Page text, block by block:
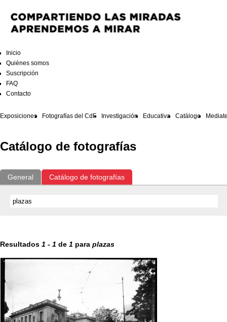
Inicio
Quiénes somos
Suscripción
FAQ
Contacto
Catálogo de fotografías
General Catálogo de fotografías
Resultados 1 - 1 de 1 para plazas
Exposiciones Fotografías del CdF Investigación Educativa Catálogo